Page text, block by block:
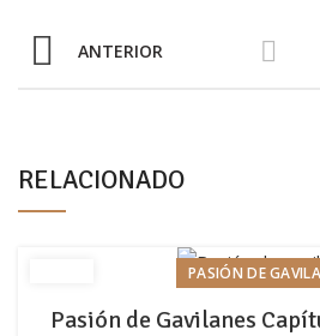
ANTERIOR
RELACIONADO
PASIÓN DE
Pasión de Gavilanes